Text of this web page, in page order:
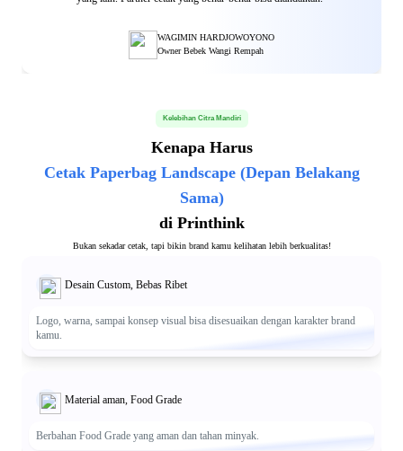
WAGIMIN HARDJOWOYONO
Owner Bebek Wangi Rempah
Kelebihan Citra Mandiri
Kenapa Harus
Cetak Paperbag Landscape (Depan Belakang
Sama)
di Printhink
Bukan sekadar cetak, tapi bikin brand kamu kelihatan lebih berkualitas!
Desain Custom, Bebas Ribet
Logo, warna, sampai konsep visual bisa disesuaikan dengan karakter brand
kamu.
Material aman, Food Grade
Berbahan Food Grade yang aman dan tahan minyak.